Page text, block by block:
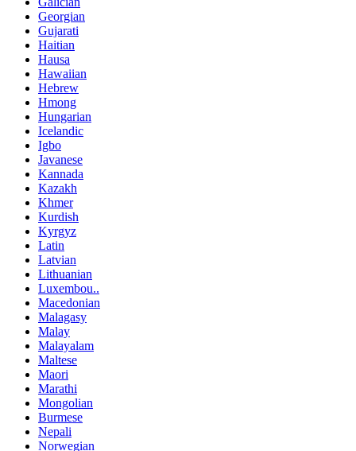
Georgian
Gujarati
Haitian
Hausa
Hawaiian
Hebrew
Hmong
Hungarian
Icelandic
Igbo
Javanese
Kannada
Kazakh
Khmer
Kurdish
Kyrgyz
Latin
Latvian
Lithuanian
Luxembou..
Macedonian
Malagasy
Malay
Malayalam
Maltese
Maori
Marathi
Mongolian
Burmese
Nepali
Norwegian